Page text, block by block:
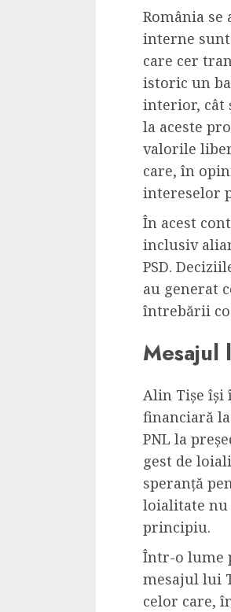
România
interne
care cer
istoric un
interior, cât
la aceste
valorile
care, în
intereselor
În acest
inclusiv
PSD.
au generat
întrebării
Mesajul
Alin Tișe își
financiară
PNL la
gest de
speranță
loialitate nu
principiu.
Într-o lume
mesajul lui
celor care,
4